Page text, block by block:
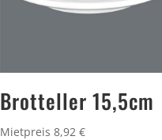
Brotteller 15,5cm
Mietpreis 8,92 €